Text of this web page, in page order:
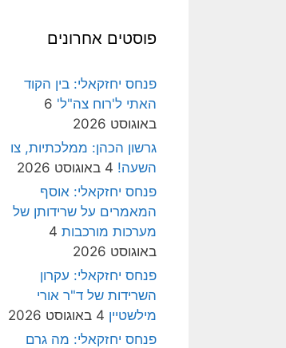
פוסטים אחרונים
פנחס יחזקאלי: בין הקוד
האתי ל'רוח צה"ל' 6
באוגוסט 2026
גרשון הכהן: ממלכתיות, צו
השעה! 4 באוגוסט 2026
פנחס יחזקאלי: אוסף
המאמרים על שרידותן של
מערכות מורכבות 4
באוגוסט 2026
פנחס יחזקאלי: עקרון
השרידות של ד"ר אורי
מילשטיין 4 באוגוסט 2026
פנחס יחזקאלי: מה גרם